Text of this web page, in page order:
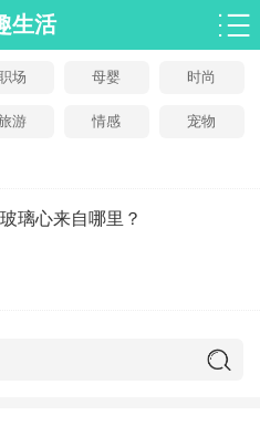
生活
场 母婴 时尚
游 情感 宠物
璃心来自哪里？